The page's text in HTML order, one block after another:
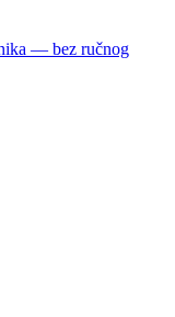
— bez ručnog